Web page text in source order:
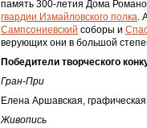
память 300-летия Дома
гвардии Измайловского полка.
Сампсониевский соборы и
верующих они в большой
Победители творческого
Гран-При
Елена Аршавская,
Живопись